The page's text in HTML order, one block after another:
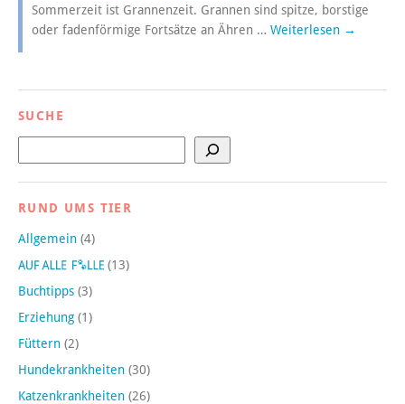
Sommerzeit ist Grannenzeit. Grannen sind spitze, borstige
oder fadenförmige Fortsätze an Ähren … Weiterlesen →
SUCHE
RUND UMS TIER
Allgemein (4)
(13)
Buchtipps (3)
Erziehung (1)
Füttern (2)
Hundekrankheiten (30)
Katzenkrankheiten (26)